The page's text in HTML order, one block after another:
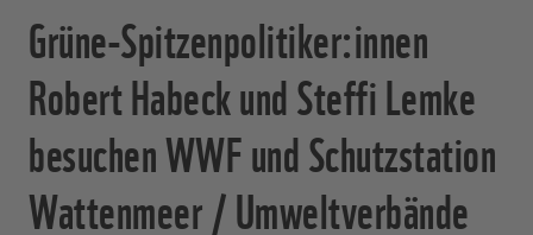
Grüne-Spitzenpolitiker:innen
Robert Habeck und Steffi Lemke
besuchen WWF und Schutzstation
Wattenmeer / Umweltverbände